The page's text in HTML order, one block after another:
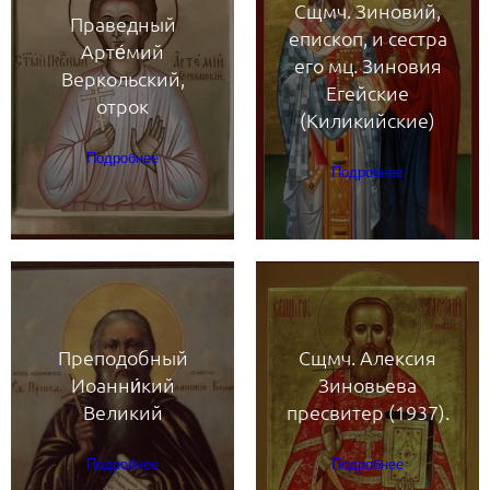
Праведный
Арте́мий
Веркольский,
отрок
Подробнее
Сщмч. Зиновий,
епископ, и сестра
его мц. Зиновия
Егейские
(Киликийские)
Подробнее
Преподобный
Иоанни́кий
Великий
Подробнее
Сщмч. Алексия
Зиновьева
пресвитер (1937).
Подробнее